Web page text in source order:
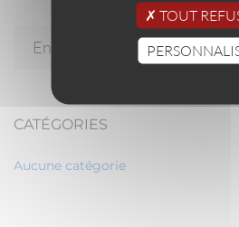
CATÉGORIES
Aucune catégorie
TOUT